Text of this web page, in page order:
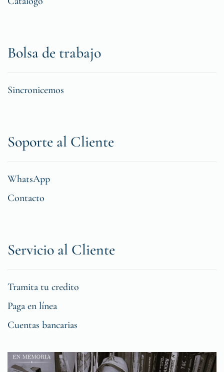
Bolsa de trabajo
Sincronicemos
Soporte al Cliente
WhatsApp
Contacto
Servicio al Cliente
Tramita tu credito
Paga en línea
Cuentas bancarias